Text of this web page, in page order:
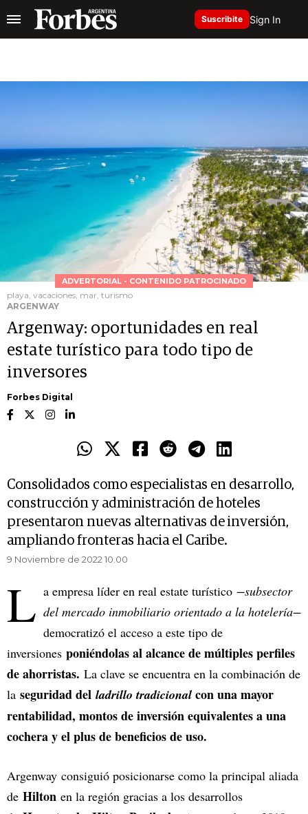
Suscribite Sign In
ADVERTORIAL - CONTENIDO PATROCINADO
playa, vacaciones, mar, turismo
ARGENWAY
Argenway: oportunidades en real
estate turístico para todo tipo de
inversores
Forbes Digital
Consolidados como especialistas en desarrollo,
construcción y administración de hoteles
presentaron nuevas alternativas de inversión,
ampliando fronteras hacia el Caribe.
9 Noviembre de 2022 10.00
L a empresa líder en real estate turístico −subsector
del mercado inmobiliario orientado a la hotelería−
democratizó el acceso a este tipo de
inversiones poniéndolas al alcance de múltiples perfiles
de ahorristas. La clave se encuentra en la combinación de
la seguridad del ladrillo tradicional con una mayor
rentabilidad, montos de inversión equivalentes a una
cochera y el plus de beneficios de uso.
Argenway consiguió posicionarse como la principal aliada
de Hilton en la región gracias a los desarrollos